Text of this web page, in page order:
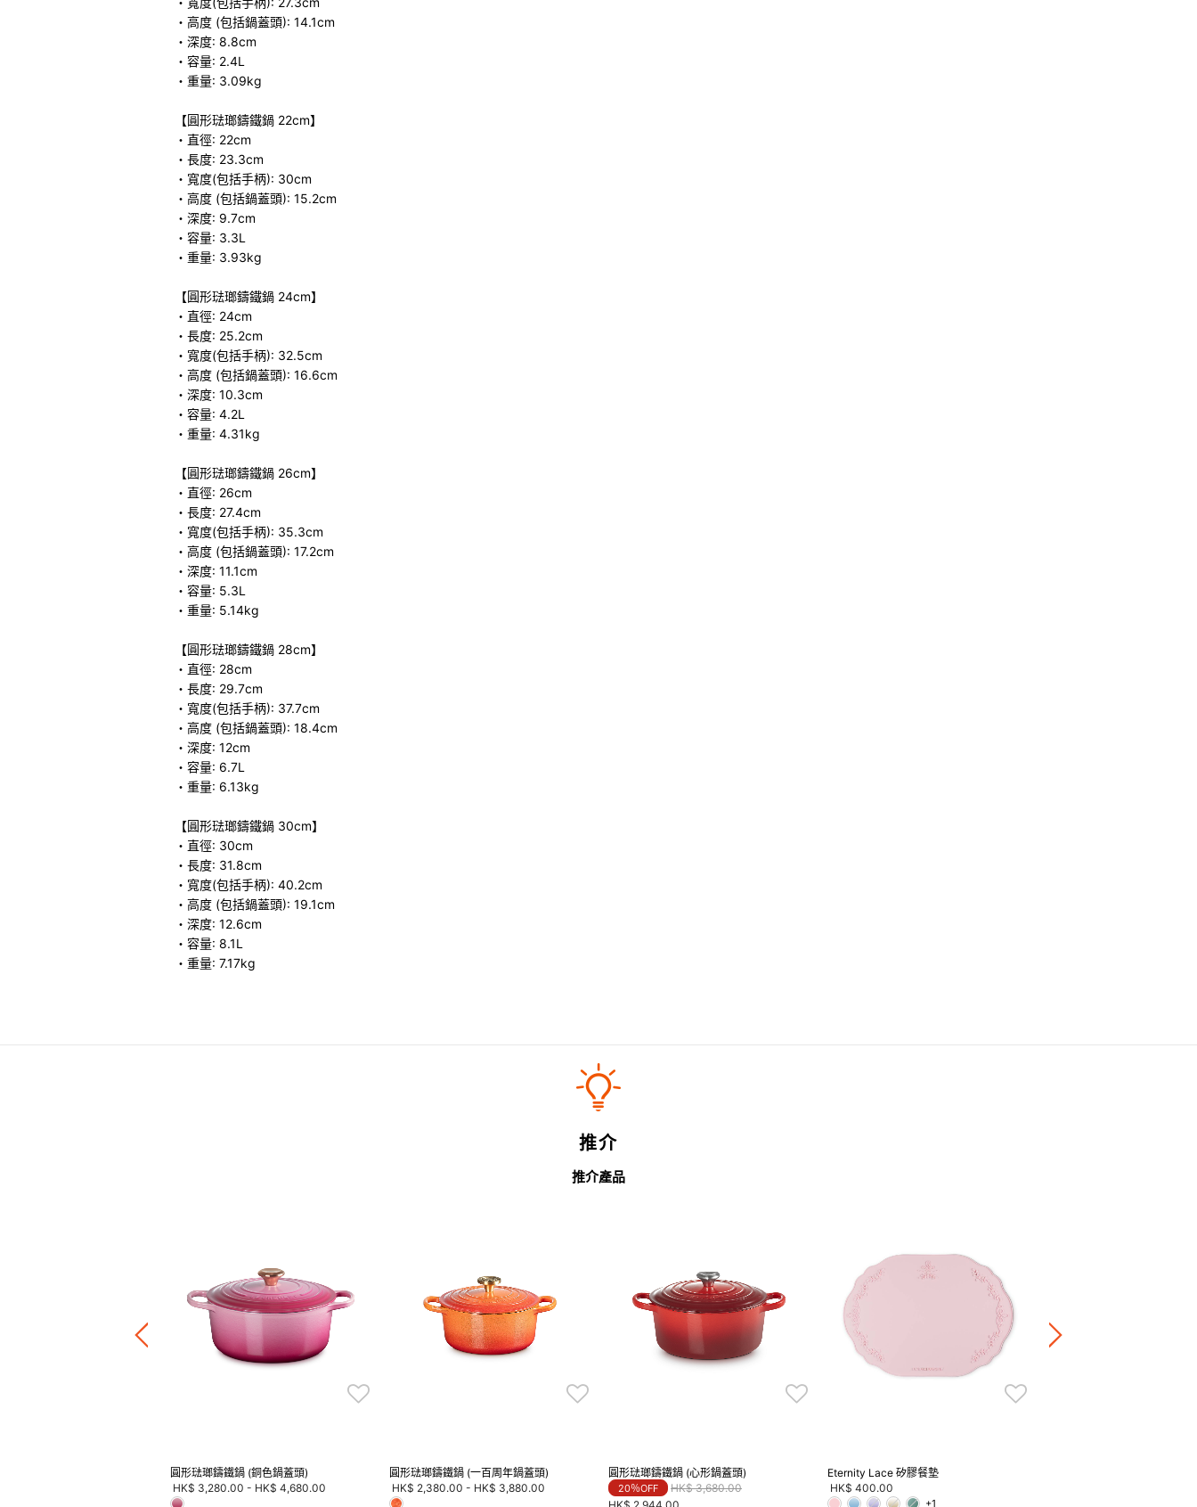
・高度 (包括鍋蓋頭): 14.1cm
・深度: 8.8cm
・容量: 2.4L
・重量: 3.09kg
【圓形琺瑯鑄鐵鍋 22cm】
・直徑: 22cm
・長度: 23.3cm
・寬度(包括手柄): 30cm
・高度 (包括鍋蓋頭): 15.2cm
・深度: 9.7cm
・容量: 3.3L
・重量: 3.93kg
【圓形琺瑯鑄鐵鍋 24cm】
・直徑: 24cm
・長度: 25.2cm
・寬度(包括手柄): 32.5cm
・高度 (包括鍋蓋頭): 16.6cm
・深度: 10.3cm
・容量: 4.2L
・重量: 4.31kg
【圓形琺瑯鑄鐵鍋 26cm】
・直徑: 26cm
・長度: 27.4cm
・寬度(包括手柄): 35.3cm
・高度 (包括鍋蓋頭): 17.2cm
・深度: 11.1cm
・容量: 5.3L
・重量: 5.14kg
【圓形琺瑯鑄鐵鍋 28cm】
・直徑: 28cm
・長度: 29.7cm
・寬度(包括手柄): 37.7cm
・高度 (包括鍋蓋頭): 18.4cm
・深度: 12cm
・容量: 6.7L
・重量: 6.13kg
【圓形琺瑯鑄鐵鍋 30cm】
・直徑: 30cm
・長度: 31.8cm
・寬度(包括手柄): 40.2cm
・高度 (包括鍋蓋頭): 19.1cm
・深度: 12.6cm
・容量: 8.1L
・重量: 7.17kg
推介
推介產品
圓形琺瑯鑄鐵鍋 (銅色鍋蓋頭)
HK$ 3,280.00 - HK$ 4,680.00
圓形琺瑯鑄鐵鍋 (一百周年鍋蓋頭)
HK$ 2,380.00 - HK$ 3,880.00
圓形琺瑯鑄鐵鍋 (心形鍋蓋頭)
20％OFF Price reduced from
HK$ 3,680.00to
Eternity Lace 矽膠餐墊
HK$ 400.00
+1